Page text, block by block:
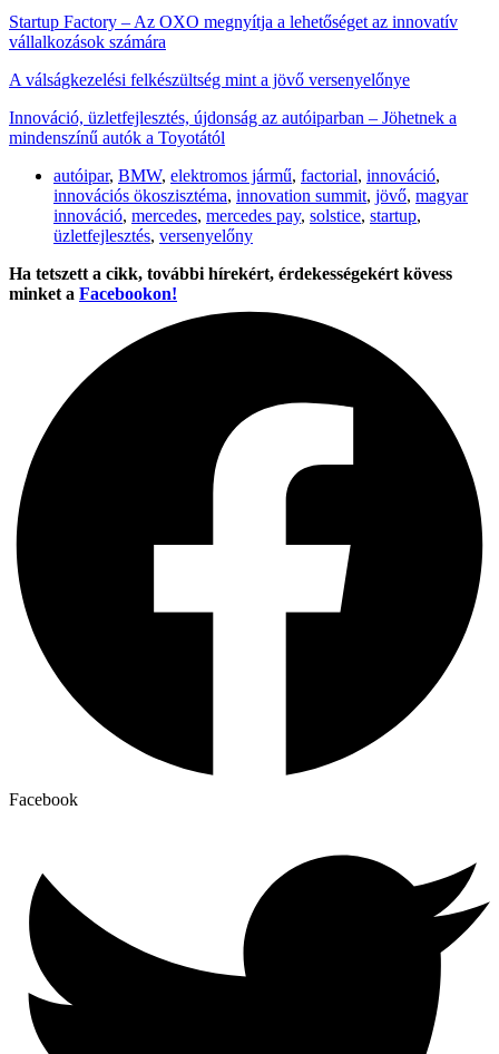
Startup Factory – Az OXO megnyítja a lehetőséget az innovatív
vállalkozások számára
A válságkezelési felkészültség mint a jövő versenyelőnye
Innováció, üzletfejlesztés, újdonság az autóiparban – Jöhetnek a
mindenszínű autók a Toyotától
autóipar, BMW, elektromos jármű, factorial, innováció,
innovációs ökoszisztéma, innovation summit, jövő, magyar
innováció, mercedes, mercedes pay, solstice, startup,
üzletfejlesztés, versenyelőny
Ha tetszett a cikk, további hírekért, érdekességekért kövess
minket a Facebookon!
Facebook